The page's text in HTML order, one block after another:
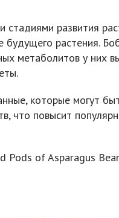
развития
растения.
метаболитов у них
которые могут
что повысит
Pods of Asparagus